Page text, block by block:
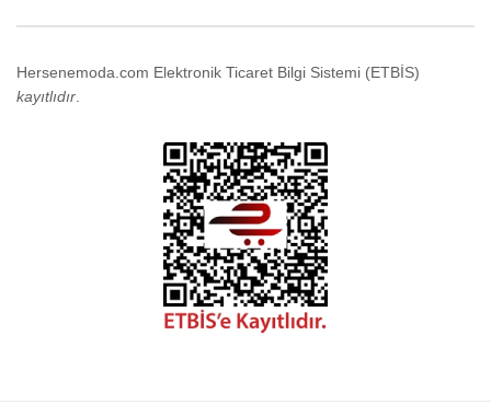
Hersenemoda.com Elektronik Ticaret Bilgi Sistemi (ETBİS)
kayıtlıdır.